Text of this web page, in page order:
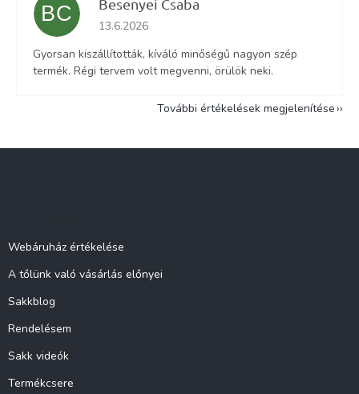
BC Az áruház értékelése 5-ből 5 csillag.
13.6.2026
Gyorsan kiszállították, kíváló minőségű nagyon szép
termék. Régi tervem volt megvenni, örülök neki.
További értékelések megjelenítése
Webáruház értékelése
A tőlünk való vásárlás előnyei
Sakkblog
Rendelésem
Sakk videók
Termékcsere